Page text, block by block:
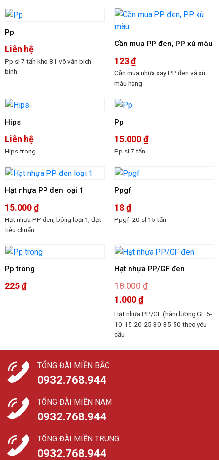
Pp
Liên hệ
Pp sl 7 tấn kho 81 võ văn bích
bình
Cần mua PP đen, PP xù màu
123₫
Cần mua nhựa xay PP đen và xù
màu hàng
Hips
Liên hệ
Hips trong
Pp
15.000₫
Pp sl 7 tấn
Hạt nhựa PP đen loại 1
15.000₫
Hạt nhựa PP đen, bóng loại 1, đạt
tiêu chuẩn
Ppgf
18₫
Ppgf. 20 sl 15 tấn
Pp trong
225₫
Hạt nhựa PP/GF đen
18.000₫
Giá
gốc
là:
18.000 ₫.
1.000₫
Giá
hiện
tại
là:
1.000 ₫.
Hạt nhựa PP/GF (hàm lượng GF 5-
10-15-20-25-30-35-50 theo yêu
cầu
TỔNG ĐÀI MIỀN BẮC
0932.768.944
TỔNG ĐÀI MIỀN NAM
0932.768.944
TỔNG ĐÀI MIỀN TRUNG
0932.768.944